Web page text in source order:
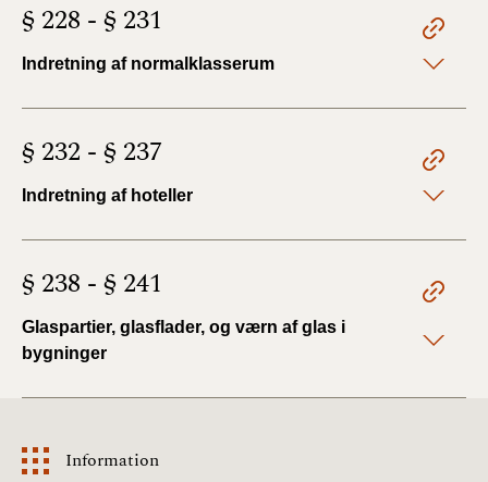
§ 228 - § 231
Indretning af normalklasserum
§ 232 - § 237
Indretning af hoteller
§ 238 - § 241
Glaspartier, glasflader, og værn af glas i
bygninger
Information